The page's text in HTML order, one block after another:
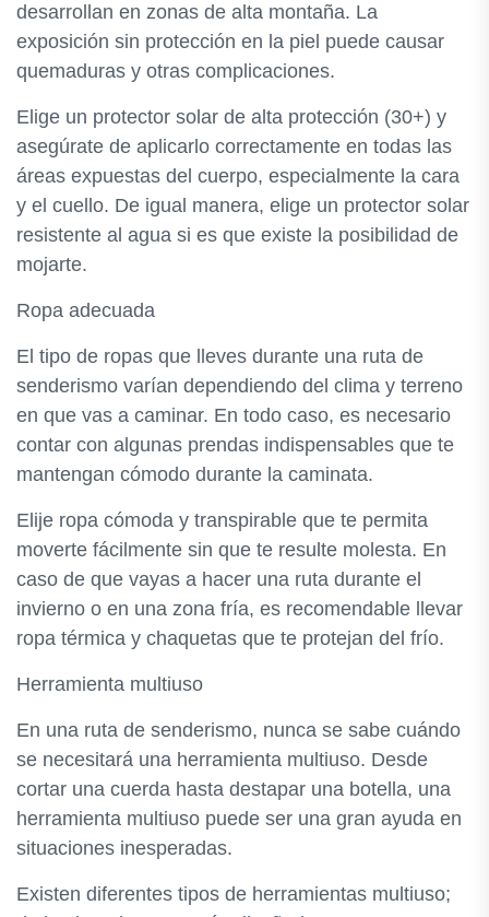
desarrollan en zonas de alta montaña. La
exposición sin protección en la piel puede causar
quemaduras y otras complicaciones.
Elige un protector solar de alta protección (30+) y
asegúrate de aplicarlo correctamente en todas las
áreas expuestas del cuerpo, especialmente la cara
y el cuello. De igual manera, elige un protector solar
resistente al agua si es que existe la posibilidad de
mojarte.
Ropa adecuada
El tipo de ropas que lleves durante una ruta de
senderismo varían dependiendo del clima y terreno
en que vas a caminar. En todo caso, es necesario
contar con algunas prendas indispensables que te
mantengan cómodo durante la caminata.
Elije ropa cómoda y transpirable que te permita
moverte fácilmente sin que te resulte molesta. En
caso de que vayas a hacer una ruta durante el
invierno o en una zona fría, es recomendable llevar
ropa térmica y chaquetas que te protejan del frío.
Herramienta multiuso
En una ruta de senderismo, nunca se sabe cuándo
se necesitará una herramienta multiuso. Desde
cortar una cuerda hasta destapar una botella, una
herramienta multiuso puede ser una gran ayuda en
situaciones inesperadas.
Existen diferentes tipos de herramientas multiuso;